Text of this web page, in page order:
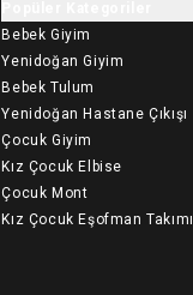
Bebek Giyim
Yenidoğan Giyim
Bebek Tulum
Yenidoğan Hastane Çıkışı
Çocuk Giyim
Kız Çocuk Elbise
Çocuk Mont
Kız Çocuk Eşofman Takımı